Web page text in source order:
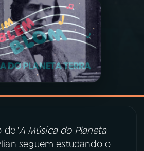
de 'A Música do Planeta
seguem estudando o